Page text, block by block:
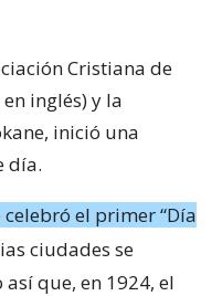
Cristiana de
en inglés) y la
inició una
día.
el primer “Día
ciudades se
que, en 1924, el